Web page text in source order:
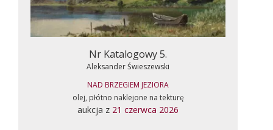
Nr Katalogowy 5.
Aleksander Świeszewski
NAD BRZEGIEM JEZIORA
olej, płótno naklejone na tekturę
aukcja z 21 czerwca 2026